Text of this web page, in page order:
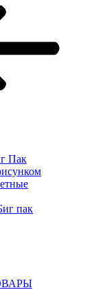
Пак
пак